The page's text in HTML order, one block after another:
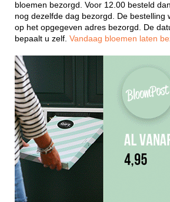
bloemen bezorgd. Voor 12.00 besteld
nog dezelfde dag bezorgd. De bestelling
op het opgegeven adres bezorgd. De
bepaalt u zelf. Vandaag bloemen laten